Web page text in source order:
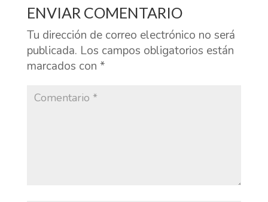
ENVIAR COMENTARIO
Tu dirección de correo electrónico no será
publicada. Los campos obligatorios están
marcados con *